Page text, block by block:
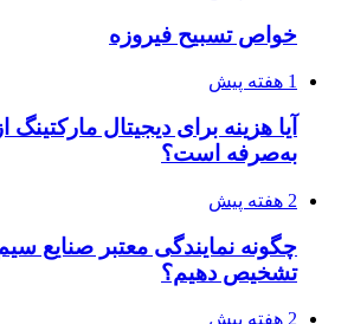
خواص تسبیح فیروزه
1 هفته پیش
آیا هزینه برای دیجیتال
به‌صرفه است؟
2 هفته پیش
چگونه نمایندگی معتبر صنایع
تشخیص دهیم؟
2 هفته پیش